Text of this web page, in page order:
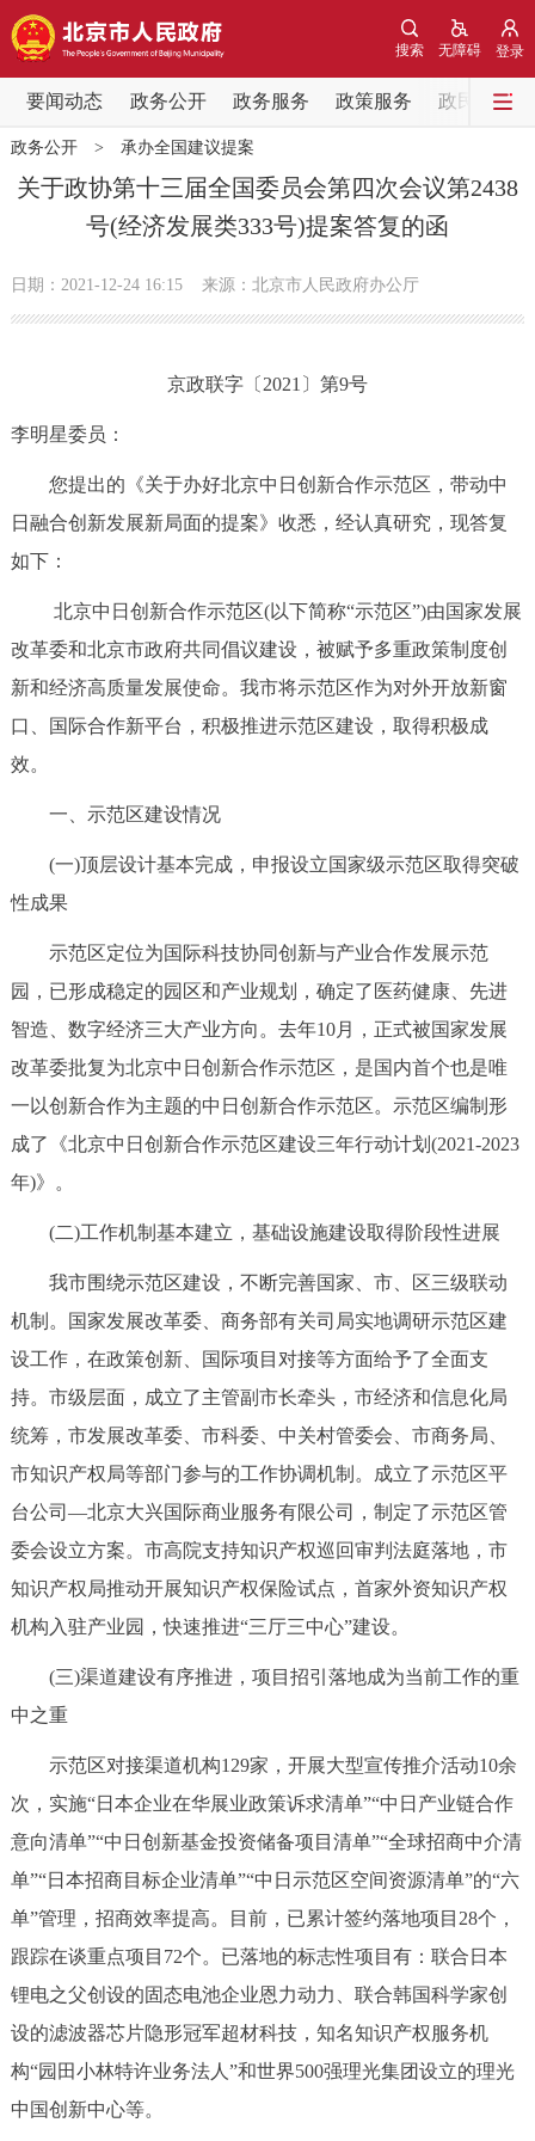
登录
无障碍
搜索
要闻动态 政务公开 政务服务 政策服务 政民互动
要闻动态
党中央精神 国务院信息
北京要闻 会议信息 部门动态
市领导
政策兑现 政策解读 回应关切
政务服务
个人服务 法人服务 部门服务
中介服务
政民互动
12345网上接诉即办 我要咨询 我要建议
参与调查 在线访谈 图说互动
走进北京
北京概况 十六区概览 人文北京
多语种
ENGLISH 한국어 日本語
DEUTSCH FRANÇAIS РУССКИЙ ЯЗЫК
ESPAÑOL العربية PORTUGUÊS
ITALIANO
政务公开> 承办全国建议提案
关于政协第十三届全国委员会第四次会议第2438
号(经济发展类333号)提案答复的函
日期：2021-12-24 16:15 来源：北京市人民政府办公厅
京政联字〔2021〕第9号
李明星委员：
您提出的《关于办好北京中日创新合作示范区，带动中
日融合创新发展新局面的提案》收悉，经认真研究，现答复
如下：
北京中日创新合作示范区(以下简称“示范区”)由国家发展
改革委和北京市政府共同倡议建设，被赋予多重政策制度创
新和经济高质量发展使命。我市将示范区作为对外开放新窗
口、国际合作新平台，积极推进示范区建设，取得积极成
效。
一、示范区建设情况
(一)顶层设计基本完成，申报设立国家级示范区取得突破
性成果
示范区定位为国际科技协同创新与产业合作发展示范
园，已形成稳定的园区和产业规划，确定了医药健康、先进
智造、数字经济三大产业方向。去年10月，正式被国家发展
改革委批复为北京中日创新合作示范区，是国内首个也是唯
一以创新合作为主题的中日创新合作示范区。示范区编制形
成了《北京中日创新合作示范区建设三年行动计划(2021-2023
年)》。
(二)工作机制基本建立，基础设施建设取得阶段性进展
我市围绕示范区建设，不断完善国家、市、区三级联动
机制。国家发展改革委、商务部有关司局实地调研示范区建
设工作，在政策创新、国际项目对接等方面给予了全面支
持。市级层面，成立了主管副市长牵头，市经济和信息化局
统筹，市发展改革委、市科委、中关村管委会、市商务局、
市知识产权局等部门参与的工作协调机制。成立了示范区平
台公司—北京大兴国际商业服务有限公司，制定了示范区管
委会设立方案。市高院支持知识产权巡回审判法庭落地，市
知识产权局推动开展知识产权保险试点，首家外资知识产权
机构入驻产业园，快速推进“三厅三中心”建设。
(三)渠道建设有序推进，项目招引落地成为当前工作的重
中之重
示范区对接渠道机构129家，开展大型宣传推介活动10余
次，实施“日本企业在华展业政策诉求清单”“中日产业链合作
意向清单”“中日创新基金投资储备项目清单”“全球招商中介清
单”“日本招商目标企业清单”“中日示范区空间资源清单”的“六
单”管理，招商效率提高。目前，已累计签约落地项目28个，
跟踪在谈重点项目72个。已落地的标志性项目有：联合日本
锂电之父创设的固态电池企业恩力动力、联合韩国科学家创
设的滤波器芯片隐形冠军超材科技，知名知识产权服务机
构“园田小林特许业务法人”和世界500强理光集团设立的理光
中国创新中心等。